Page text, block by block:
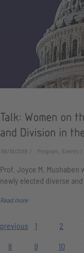
Talk: Women on
and Division in
06/18/2019 Program, Events
Prof. Joyce M. Mushaben
newly elected diverse
Read more
previous 1 2
8 9 10